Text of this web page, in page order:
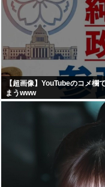
【超画像】YouTubeのコメ欄
まうwww